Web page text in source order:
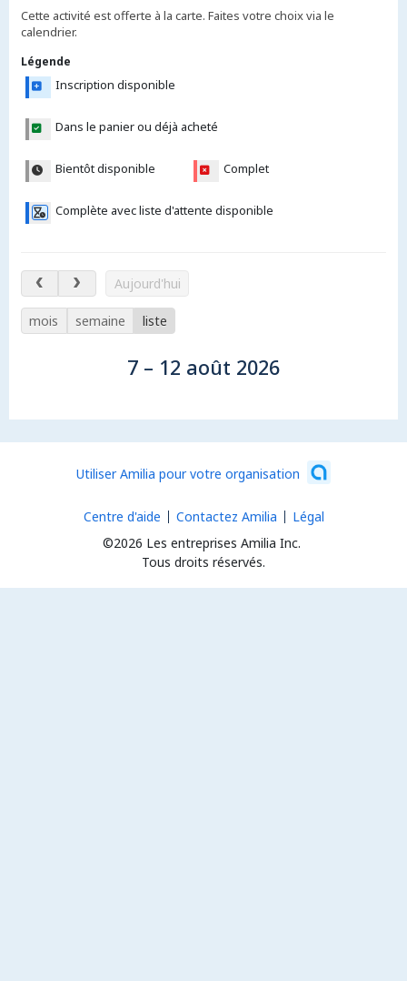
Cette activité est offerte à la carte. Faites votre choix via le
calendrier.
Légende
Inscription disponible
Dans le panier ou déjà acheté
Bientôt disponible Complet
Complète avec liste d'attente disponible
7 – 12 août 2026
Aujourd'hui
mois semaine liste
7 – 12 août 2026
Utiliser Amilia pour votre organisation
©2026 Les entreprises Amilia Inc.
Tous droits réservés.
Centre d'aide Contactez Amilia Légal